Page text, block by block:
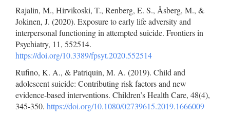
Rajalin, M., Hirvikoski, T., Renberg, E. S., Åsberg, M., &
Jokinen, J. (2020). Exposure to early life adversity and
interpersonal functioning in attempted suicide. Frontiers in
Psychiatry, 11, 552514.
https://doi.org/10.3389/fpsyt.2020.552514
Rufino, K. A., & Patriquin, M. A. (2019). Child and
adolescent suicide: Contributing risk factors and new
evidence-based interventions. Children’s Health Care, 48(4),
345-350. https://doi.org/10.1080/02739615.2019.1666009